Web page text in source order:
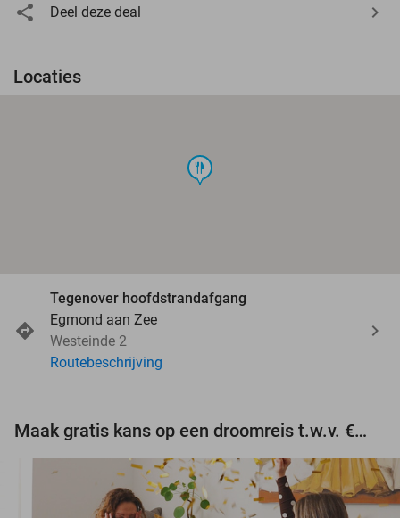
Deel deze deal
Locaties
food
Tegenover hoofdstrandafgang
Egmond aan Zee
Westeinde 2
Routebeschrijving
Maak gratis kans op een droomreis t.w.v. €3.000!